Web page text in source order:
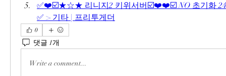
✅❤️☑️★☆★ 리니지2 키위서버☑️❤️❤️☑️ NO 초기화
✅ > 기타 | 프리투게더
0
댓글 1개
Write a comment...